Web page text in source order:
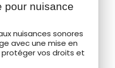
pour nuisance
nuisances sonores
avec une mise en
vos droits et